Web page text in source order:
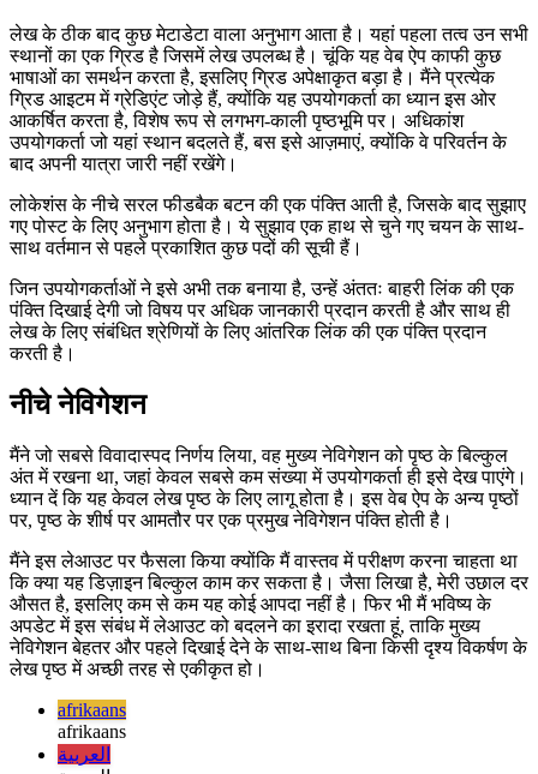
परिशिष्ट
लेख के ठीक बाद कुछ मेटाडेटा वाला अनुभाग आता है। यहां पहला तत्व उन सभी
स्थानों का एक ग्रिड है जिसमें लेख उपलब्ध है। चूंकि यह वेब ऐप काफी कुछ
भाषाओं का समर्थन करता है, इसलिए ग्रिड अपेक्षाकृत बड़ा है। मैंने प्रत्येक
ग्रिड आइटम में ग्रेडिएंट जोड़े हैं, क्योंकि यह उपयोगकर्ता का ध्यान इस ओर
आकर्षित करता है, विशेष रूप से लगभग-काली पृष्ठभूमि पर। अधिकांश
उपयोगकर्ता जो यहां स्थान बदलते हैं, बस इसे आज़माएं, क्योंकि वे परिवर्तन के
बाद अपनी यात्रा जारी नहीं रखेंगे।
लोकेशंस के नीचे सरल फीडबैक बटन की एक पंक्ति आती है, जिसके बाद सुझाए
गए पोस्ट के लिए अनुभाग होता है। ये सुझाव एक हाथ से चुने गए चयन के साथ-
साथ वर्तमान से पहले प्रकाशित कुछ पदों की सूची हैं।
जिन उपयोगकर्ताओं ने इसे अभी तक बनाया है, उन्हें अंततः बाहरी लिंक की एक
पंक्ति दिखाई देगी जो विषय पर अधिक जानकारी प्रदान करती है और साथ ही
लेख के लिए संबंधित श्रेणियों के लिए आंतरिक लिंक की एक पंक्ति प्रदान
नीचे नेविगेशन
मैंने जो सबसे विवादास्पद निर्णय लिया, वह मुख्य नेविगेशन को पृष्ठ के बिल्कुल
अंत में रखना था, जहां केवल सबसे कम संख्या में उपयोगकर्ता ही इसे देख पाएंगे।
ध्यान दें कि यह केवल लेख पृष्ठ के लिए लागू होता है। इस वेब ऐप के अन्य पृष्ठों
पर, पृष्ठ के शीर्ष पर आमतौर पर एक प्रमुख नेविगेशन पंक्ति होती है।
मैंने इस लेआउट पर फैसला किया क्योंकि मैं वास्तव में परीक्षण करना चाहता था
कि क्या यह डिज़ाइन बिल्कुल काम कर सकता है। जैसा लिखा है, मेरी उछाल दर
औसत है, इसलिए कम से कम यह कोई आपदा नहीं है। फिर भी मैं भविष्य के
अपडेट में इस संबंध में लेआउट को बदलने का इरादा रखता हूं, ताकि मुख्य
नेविगेशन बेहतर और पहले दिखाई देने के साथ-साथ बिना किसी दृश्य विकर्षण के
लेख पृष्ठ में अच्छी तरह से एकीकृत हो।